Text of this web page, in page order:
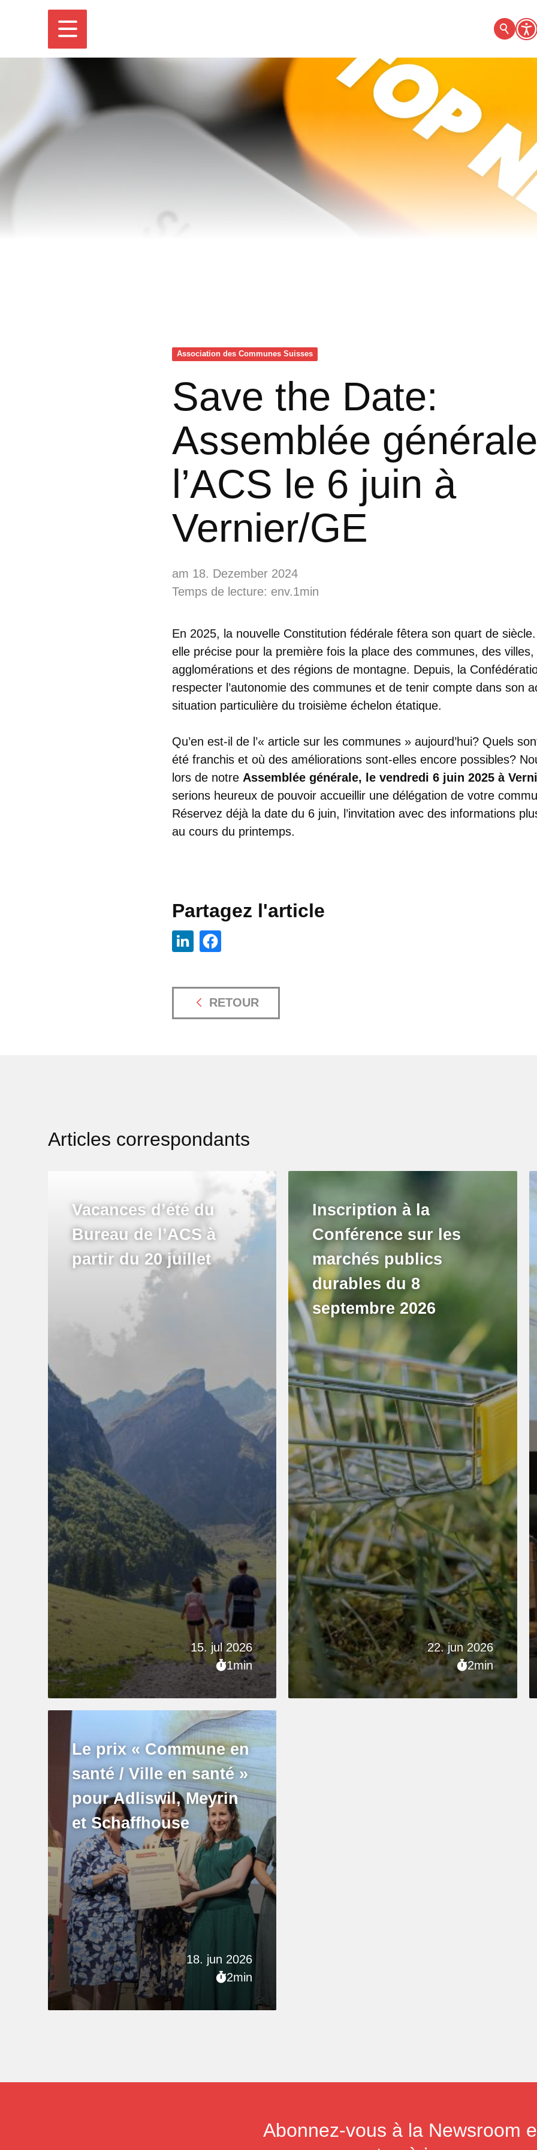
Association des Communes Suisses
Save the Date:
Assemblée
l’ACS le 6 juin à
Vernier/GE
am 18. Dezember 2024
Temps de lecture: env.1min
En 2025, la nouvelle Constitution fédérale fêtera son quart de
elle précise pour la première fois la place des communes, des villes,
agglomérations et des régions de montagne. Depuis, la
respecter l’autonomie des communes et de tenir compte dans son
situation particulière du troisième échelon étatique.
Qu’en est-il de l’« article sur les communes » aujourd’hui? Quels
été franchis et où des améliorations sont-elles encore possibles?
lors de notre Assemblée générale, le vendredi 6 juin 2025 à
serions heureux de pouvoir accueillir une délégation de votre
Réservez déjà la date du 6 juin, l’invitation avec des informations
au cours du printemps.
Partagez l'article
RETOUR
Articles correspondants
15. jul 2026
1min
Vacances d’été du
Bureau de l’ACS à
partir du 20 juillet
22. jun 2026
2min
Inscription à la
Conférence sur les
marchés publics
durables du 8
septembre 2026
18. jun 2026
2min
Le prix « Commune en
santé / Ville en santé »
pour Adliswil, Meyrin
et Schaffhouse
Abonnez-vous à la Newsroom